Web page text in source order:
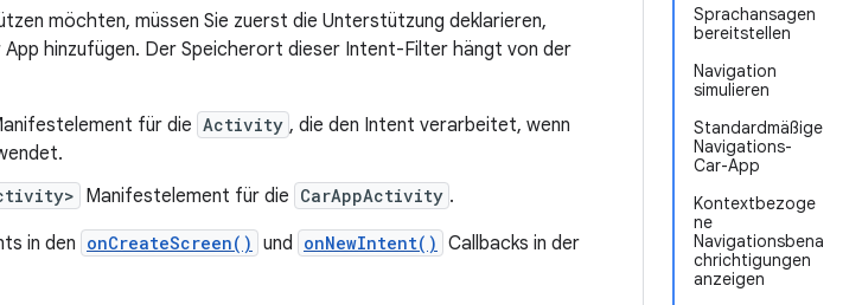
Sprachansagen
bereitstellen
Navigation
simulieren
Standardmäßige
Navigations-
Car-App
Kontextbezoge
ne
Navigationsbena
chrichtigungen
anzeigen
möchten, müssen Sie zuerst die Unterstützung deklarieren,
hinzufügen. Der Speicherort dieser Intent-Filter hängt von der
für die Activity , die den Intent verarbeitet, wenn
Manifestelement für die CarAppActivity .
in den onCreateScreen() und onNewIntent() Callbacks in der